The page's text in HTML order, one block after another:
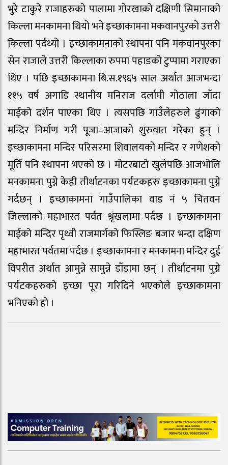
भुरे टाकुरे राजाहरुको पालामा गोरखाको दक्षिणी सिमानाको
किल्ला मनकामना थियो भने इच्छाकामना मकवानपुरको उत्तरी
किल्ला पर्दथ्यो । इच्छाकामनाको स्थापना पनि मकवानपुरका
सेन राजाले उत्तरी किल्लाका रुपमा पहाडको टुप्पामा गराएका
थिए । पछि इच्छाकामना बि.स.१९६५ साल अर्थात आजभन्दा
११५ वर्ष अगाडि स्थानीय मनिराज दर्लामी गोठाला जाँदा
माईको दर्शन पाएका थिए । त्यसपछि गाउँलेहरुले ढुंगाको
मन्दिर निर्माण गरी पूजा–आजाको शुरुवात गरेका हुन् ।
इच्छाकामना मन्दिर परिसरमा शिवालयको मन्दिर र गणेशको
मूर्ति पनि स्थापना भएको छ । मोटरबाटो खुलेपछि आजभोलि
मनकामना पुग्ने केही तीर्थाटनका पर्यटकहरु इच्छाकामना पुग्ने
गर्दछन् । इच्छाकामना गाउँपालिका वाड नं ५ चितवन
जिल्लाको महाभारत पर्वत श्रृंखलामा पर्दछ । इच्छाकामना
माईको मन्दिर पृथ्वी राजमार्गको फिस्लिङ बजार भन्दा दक्षिण
महाभारत पर्वतमा पर्दछ । इच्छाकामना र मनकामना मन्दिर दुई
विपरीत अर्थात आमुन्ने सामुन्ने डाँडामा छन् । तीर्थाटनमा पुग्ने
पर्यटकहरुको इच्छा पूरा गरिदिने भएकोले इच्छाकामना
भनिएको हो ।